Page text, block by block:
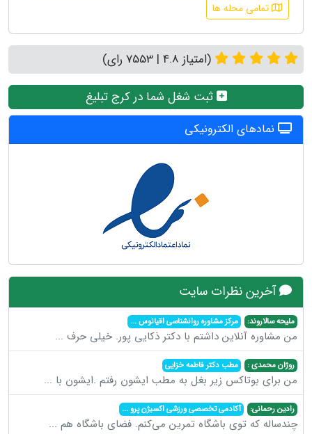
تمامی محله ها
(امتیاز 4.8 | 7553 رای)
ثبت شغل شما در کرج تبلیغ
نمادهای الکترونیکی
آخرین نظرات سایت
ملیحه سالاروند: مرکز مشاوره روانشناسی اقیانوس...
من مشاوره آنلاین داشتم با دکتر ذکایی پور. خیلی حرف ...
روژان محمدی : مطب دکتر فاطمه خزایی
من برای بوتاکس زیر بغل به مطب ایشون رفتم .ایشون با ...
رادین رحمانی: آکادمی تخصصی ورزشی اکسیژن پرو...
چندساله که توی باشگاه تمرین می‌کنم. فضای باشگاه هم ...